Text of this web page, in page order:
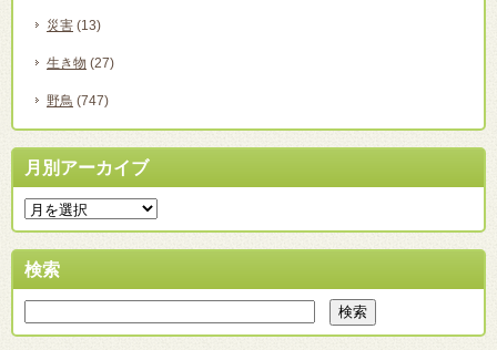
災害 (13)
生き物 (27)
野鳥 (747)
月別アーカイブ
検索